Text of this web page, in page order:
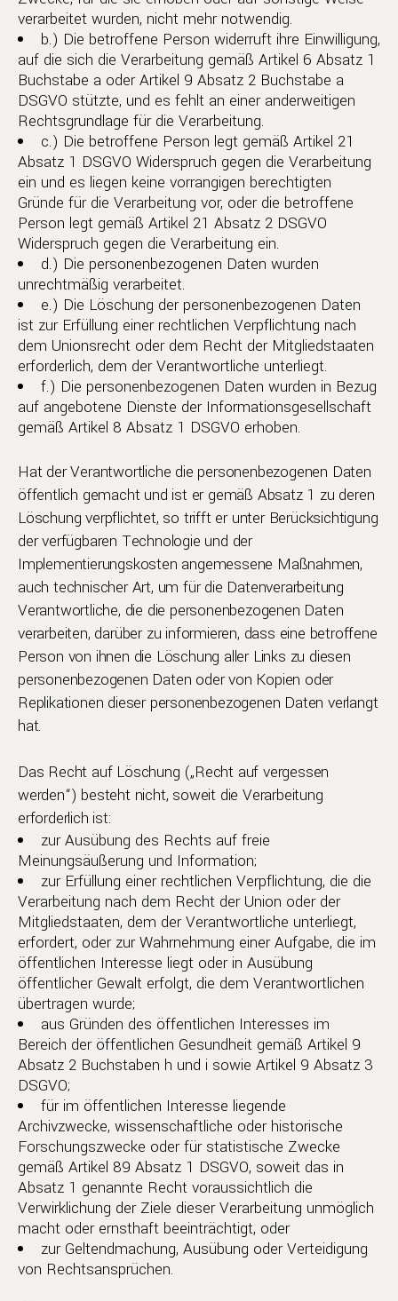
verarbeitet wurden, nicht mehr notwendig.
b.) Die betroffene Person widerruft ihre Einwilligung,
auf die sich die Verarbeitung gemäß Artikel 6 Absatz 1
Buchstabe a oder Artikel 9 Absatz 2 Buchstabe a
DSGVO stützte, und es fehlt an einer anderweitigen
Rechtsgrundlage für die Verarbeitung.
c.) Die betroffene Person legt gemäß Artikel 21
Absatz 1 DSGVO Widerspruch gegen die Verarbeitung
ein und es liegen keine vorrangigen berechtigten
Gründe für die Verarbeitung vor, oder die betroffene
Person legt gemäß Artikel 21 Absatz 2 DSGVO
Widerspruch gegen die Verarbeitung ein.
d.) Die personenbezogenen Daten wurden
unrechtmäßig verarbeitet.
e.) Die Löschung der personenbezogenen Daten
ist zur Erfüllung einer rechtlichen Verpflichtung nach
dem Unionsrecht oder dem Recht der Mitgliedstaaten
erforderlich, dem der Verantwortliche unterliegt.
f.) Die personenbezogenen Daten wurden in Bezug
auf angebotene Dienste der Informationsgesellschaft
gemäß Artikel 8 Absatz 1 DSGVO erhoben.
Hat der Verantwortliche die personenbezogenen Daten
öffentlich gemacht und ist er gemäß Absatz 1 zu deren
Löschung verpflichtet, so trifft er unter Berücksichtigung
der verfügbaren Technologie und der
Implementierungskosten angemessene Maßnahmen,
auch technischer Art, um für die Datenverarbeitung
Verantwortliche, die die personenbezogenen Daten
verarbeiten, darüber zu informieren, dass eine betroffene
Person von ihnen die Löschung aller Links zu diesen
personenbezogenen Daten oder von Kopien oder
Replikationen dieser personenbezogenen Daten verlangt
hat.
Das Recht auf Löschung („Recht auf vergessen
werden“) besteht nicht, soweit die Verarbeitung
erforderlich ist:
zur Ausübung des Rechts auf freie
Meinungsäußerung und Information;
zur Erfüllung einer rechtlichen Verpflichtung, die die
Verarbeitung nach dem Recht der Union oder der
Mitgliedstaaten, dem der Verantwortliche unterliegt,
erfordert, oder zur Wahrnehmung einer Aufgabe, die im
öffentlichen Interesse liegt oder in Ausübung
öffentlicher Gewalt erfolgt, die dem Verantwortlichen
übertragen wurde;
aus Gründen des öffentlichen Interesses im
Bereich der öffentlichen Gesundheit gemäß Artikel 9
Absatz 2 Buchstaben h und i sowie Artikel 9 Absatz 3
DSGVO;
für im öffentlichen Interesse liegende
Archivzwecke, wissenschaftliche oder historische
Forschungszwecke oder für statistische Zwecke
gemäß Artikel 89 Absatz 1 DSGVO, soweit das in
Absatz 1 genannte Recht voraussichtlich die
Verwirklichung der Ziele dieser Verarbeitung unmöglich
macht oder ernsthaft beeinträchtigt, oder
zur Geltendmachung, Ausübung oder Verteidigung
von Rechtsansprüchen.